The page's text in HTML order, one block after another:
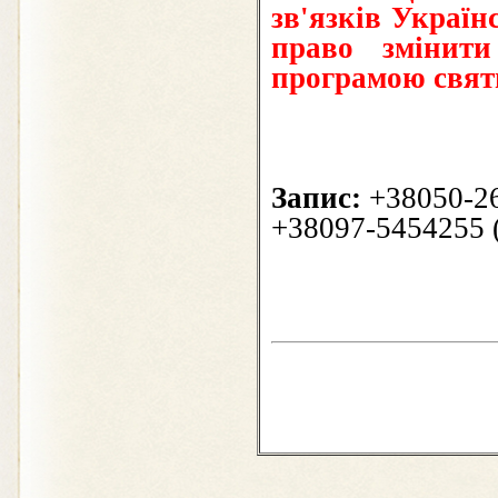
зв'язків
право
програмою
Запис: +38050-
+38097-5454255